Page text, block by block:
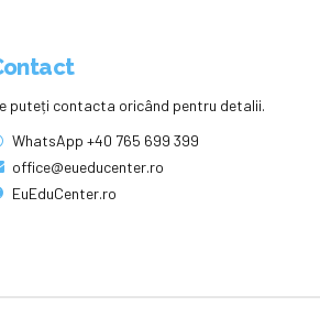
puteți contacta oricând pentru detalii.
WhatsApp +40 765 699 399
office@eueducenter.ro
EuEduCenter.ro